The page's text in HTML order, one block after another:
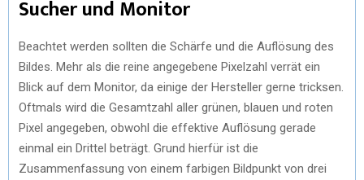
Sucher und Monitor
Beachtet werden sollten die Schärfe und die Auflösung des
Bildes. Mehr als die reine angegebene Pixelzahl verrät ein
Blick auf dem Monitor, da einige der Hersteller gerne tricksen.
Oftmals wird die Gesamtzahl aller grünen, blauen und roten
Pixel angegeben, obwohl die effektive Auflösung gerade
einmal ein Drittel beträgt. Grund hierfür ist die
Zusammenfassung von einem farbigen Bildpunkt von drei